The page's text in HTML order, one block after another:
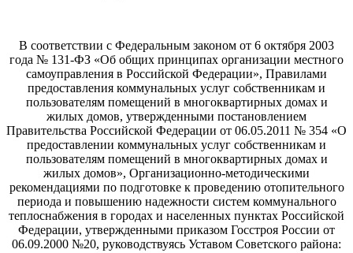
В соответствии с Федеральным законом от 6 октября 2003
года № 131-ФЗ «Об общих принципах организации местного
самоуправления в Российской Федерации», Правилами
предоставления коммунальных услуг собственникам и
пользователям помещений в многоквартирных домах и
жилых домов, утвержденными постановлением
Правительства Российской Федерации от 06.05.2011 № 354 «О
предоставлении коммунальных услуг собственникам и
пользователям помещений в многоквартирных домах и
жилых домов», Организационно-методическими
рекомендациями по подготовке к проведению отопительного
периода и повышению надежности систем коммунального
теплоснабжения в городах и населенных пунктах Российской
Федерации, утвержденными приказом Госстроя России от
06.09.2000 №20, руководствуясь Уставом Советского района: